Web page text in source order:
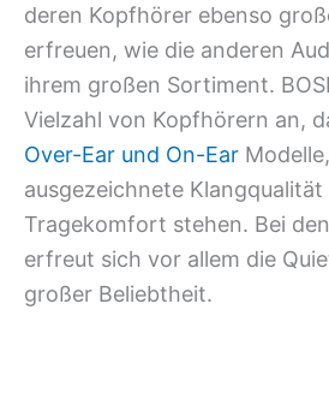
deren Kopfhörer ebenso
erfreuen, wie die anderen
ihrem großen Sortiment.
Vielzahl von Kopfhörern an,
Over-Ear und On-Ear
ausgezeichnete
Tragekomfort stehen. Bei
erfreut sich vor allem die
großer Beliebtheit.